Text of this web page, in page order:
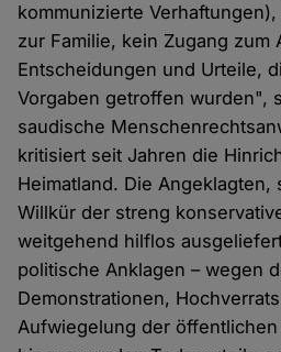
kommunizierte
zur Familie, kein Zugang zum
Entscheidungen und Urteile,
Vorgaben getroffen wurden",
saudische
kritisiert seit Jahren die
Heimatland. Die Angeklagten,
Willkür der streng
weitgehend hilflos
politische Anklagen – wegen
Demonstrationen,
Aufwiegelung der